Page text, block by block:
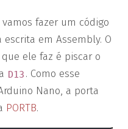
fazer um código
em Assembly. O
ele faz é piscar o
D13 . Como esse
Nano, a porta
PORTB.